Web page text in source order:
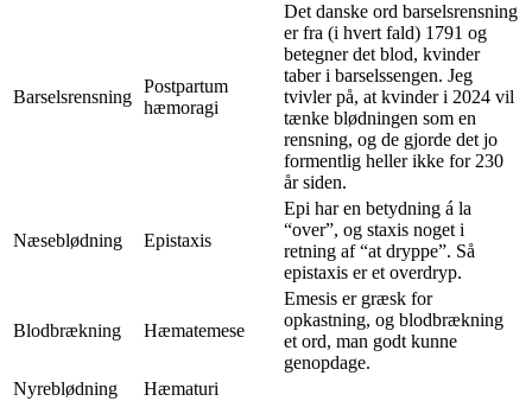
Barselsrensning
Postpartum
hæmoragi
Det danske ord barselsrensning
er fra (i hvert fald) 1791 og
betegner det blod, kvinder
taber i barselssengen. Jeg
tvivler på, at kvinder i 2024 vil
tænke blødningen som en
rensning, og de gjorde det jo
formentlig heller ikke for 230
år siden.
Næseblødning Epistaxis
Epi har en betydning á la
“over”, og staxis noget i
retning af “at dryppe”. Så
epistaxis er et overdryp.
Blodbrækning Hæmatemese
Emesis er græsk for
opkastning, og blodbrækning
et ord, man godt kunne
genopdage.
Nyreblødning
Hæmaturi